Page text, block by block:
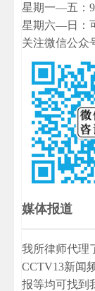
星期一—五：
星期六—日：
关注微信公众
媒体报道
我所律师代理
CCTV13新闻
报等均可找到